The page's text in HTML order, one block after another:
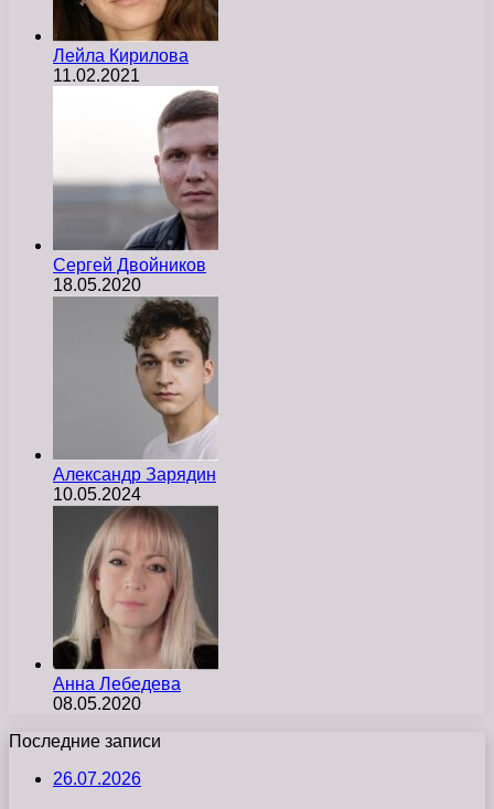
Лейла Кирилова
11.02.2021
Сергей Двойников
18.05.2020
Александр Зарядин
10.05.2024
Анна Лебедева
08.05.2020
Последние записи
26.07.2026